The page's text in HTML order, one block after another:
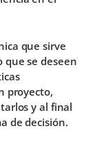
que sirve
que se deseen
proyecto,
y al final
de decisión.